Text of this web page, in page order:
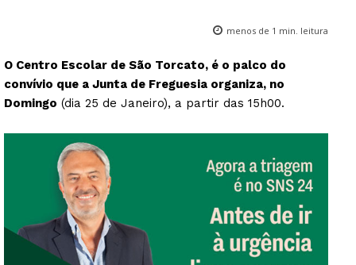
menos de 1 min. leitura
O Centro Escolar de São Torcato, é o palco do
convívio que a Junta de Freguesia organiza, no
Domingo (dia 25 de Janeiro), a partir das 15h00.